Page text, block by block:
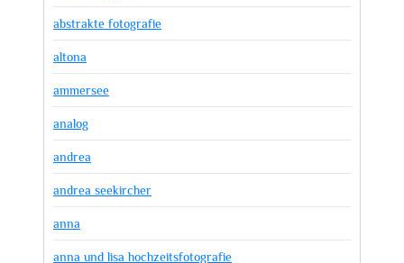
abstrakte fotografie
altona
ammersee
analog
andrea
andrea seekircher
anna
anna und lisa hochzeitsfotografie